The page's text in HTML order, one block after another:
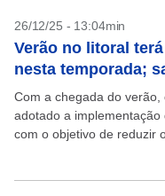
26/12/25 - 13:04min
Verão no litoral
nesta temporada;
Com a chegada do
adotado a implementação
com o objetivo de reduzir